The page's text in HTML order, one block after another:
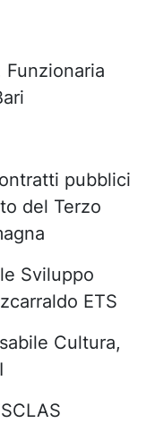
Funzionaria
pubblici
del Terzo
Sviluppo
ETS
Cultura,